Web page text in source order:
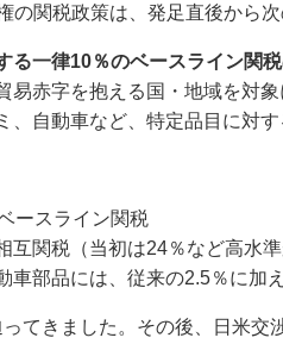
の関税政策は、発足直後から
る一律10％のベースライン関税
易赤字を抱える国・地域を対象
、自動車など、特定品目に対
ースライン関税
互関税（当初は24％など高水
車部品には、従来の2.5％に加
てきました。その後、日米交